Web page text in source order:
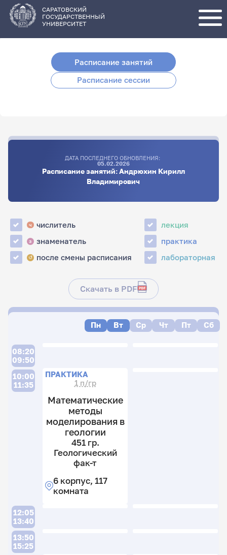
основному
содержанию
САРАТОВСКИЙ
ГОСУДАРСТВЕННЫЙ
УНИВЕРСИТЕТ
Расписание занятий
Расписание сессии
ДАТА ПОСЛЕДНЕГО ОБНОВЛЕНИЯ:
05.02.2026
Расписание занятий: Андрюхин Кирилл
Владимирович
ч числитель
з знаменатель
↺ после смены расписания
лекция
практика
лабораторная
Скачать в PDF
Пн Вт Ср Чт Пт Сб
08:20
09:50
10:00
11:35
ПРАКТИКА
1 п/гр
Математические
методы
моделирования в
геологии
451 гр.
Геологический
фак-т
6 корпус, 117
комната
12:05
13:40
13:50
15:25